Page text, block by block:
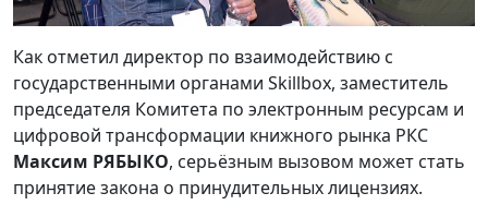
Как отметил директор по взаимодействию с
государственными органами Skillbox, заместитель
председателя Комитета по электронным ресурсам и
цифровой трансформации книжного рынка РКС
Максим РЯБЫКО, серьёзным вызовом может стать
принятие закона о принудительных лицензиях.